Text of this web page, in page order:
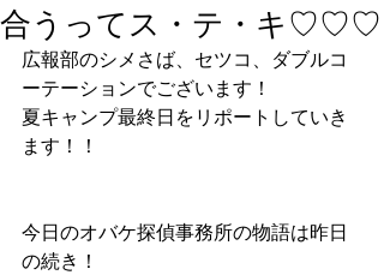
合うってス・テ・キ♡♡♡
広報部のシメさば、セツコ、ダブルコ
ーテーションでございます！
夏キャンプ最終日をリポートしていき
ます！！
今日のオバケ探偵事務所の物語は昨日
の続き！